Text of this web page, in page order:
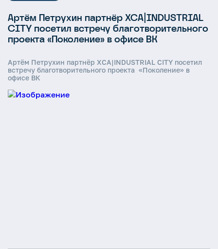
Артём Петрухин партнёр XCA|INDUSTRIAL
CITY посетил встречу благотворительного
проекта «Поколение» в офисе ВК
Артём Петрухин партнёр XCA|INDUSTRIAL CITY посетил
встречу благотворительного проекта «Поколение» в
офисе ВК